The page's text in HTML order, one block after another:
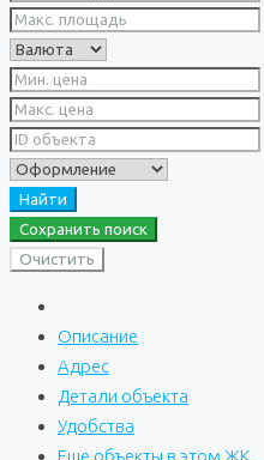
Найти
Сохранить поиск
Очистить
Описание
Адрес
Детали объекта
Удобства
Еще объекты в этом ЖК